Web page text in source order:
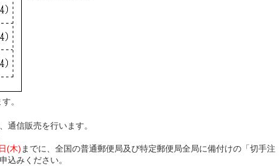
。
通信販売を行います。
(木) までに、全国の普通郵便局及び特定郵便局全局に備付けの「切手注
込みください。